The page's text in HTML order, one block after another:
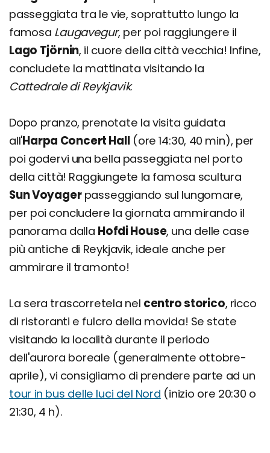
passeggiata tra le vie, soprattutto lungo la
famosa Laugavegur, per poi raggiungere il
Lago Tjörnin, il cuore della città vecchia! Infine,
concludete la mattinata visitando la
Cattedrale di Reykjavik.
Dopo pranzo, prenotate la visita guidata
all'Harpa Concert Hall(ore 14:30, 40 min), per
poi godervi una bella passeggiata nel porto
della città! Raggiungete la famosa scultura
Sun Voyagerpasseggiando sul lungomare,
per poi concludere la giornata ammirando il
panorama dalla Hofdi House, una delle case
più antiche di Reykjavik, ideale anche per
ammirare il tramonto!
La sera trascorretela nel centro storico, ricco
di ristoranti e fulcro della movida! Se state
visitando la località durante il periodo
dell'aurora boreale (generalmente ottobre-
aprile), vi consigliamo di prendere parte ad un
tour in bus delle luci del Nord (inizio ore 20:30 o
21:30, 4 h).